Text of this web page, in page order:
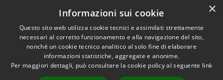
Accessibilità
Privacy
Copyright © 2024 •
Comune di Mazara del
Vallo• Powered
×
Informazioni sui cookie
Questo sito web utilizza cookie tecnici e assimilati strettamente
necessari al corretto funzionamento e alla navigazione del sito,
nonché un cookie tecnico analitico al solo fine di elaborare
informazioni statistiche, aggregate e anonime.
Per maggiori dettagli, può consultare la cookie policy al seguente link